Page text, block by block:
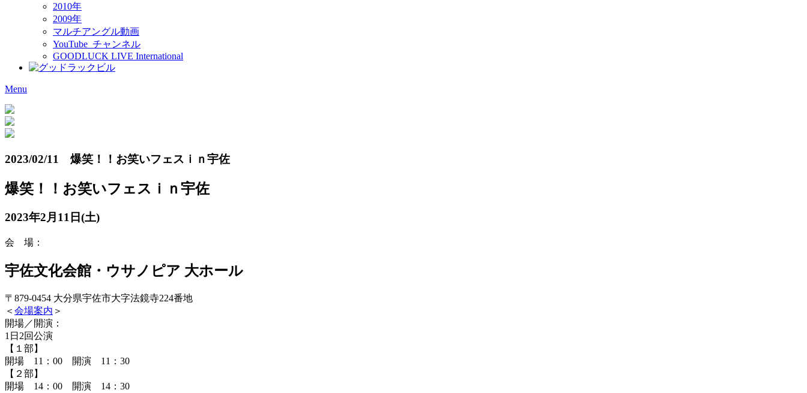
2010年
2009年
マルチアングル動画
YouTube チャンネル
GOODLUCK LIVE International
Menu
2023/02/11 爆笑！！お笑いフェスｉｎ宇佐
爆笑！！お笑いフェスｉｎ宇佐
2023年2月11日(土)
会 場：
宇佐文化会館・ウサノピア 大ホール
〒879-0454 大分県宇佐市大字法鏡寺224番地
＜ 会場案内 ＞
開場／開演：
1日2回公演
【１部】
開場 11：00 開演 11：30
【２部】
開場 14：00 開演 14：30